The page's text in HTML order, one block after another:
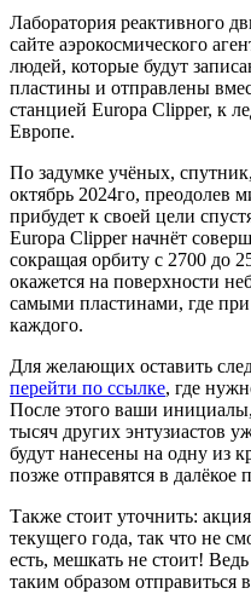
Лаборатория реактивного
сайте аэрокосмического
людей, которые будут
пластины и отправлены
станцией Europa Clipper, к
Европе.
По задумке учёных,
октябрь 2024го, преодолев
прибудет к своей цели
Europa Clipper начнёт
сокращая орбиту с 2700 до
окажется на поверхности
самыми пластинами, где
каждого.
Для желающих оставить
перейти по ссылке, где
После этого ваши
тысяч других энтузиастов
будут нанесены на одну из
позже отправятся в далёкое
Также стоит уточнить:
текущего года, так что не
есть, мешкать не стоит!
таким образом отправиться